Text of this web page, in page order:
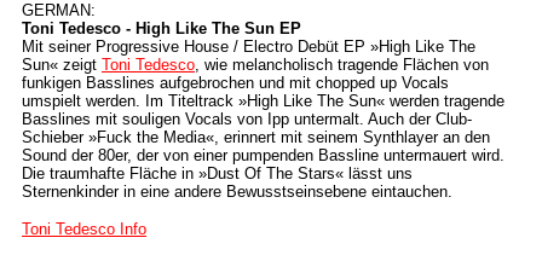
GERMAN:
Toni Tedesco - High Like The Sun EP
Mit seiner Progressive House / Electro Debüt EP »High Like The
Sun« zeigt Toni Tedesco, wie melancholisch tragende Flächen von
funkigen Basslines aufgebrochen und mit chopped up Vocals
umspielt werden. Im Titeltrack »High Like The Sun« werden tragende
Basslines mit souligen Vocals von Ipp untermalt. Auch der Club-
Schieber »Fuck the Media«, erinnert mit seinem Synthlayer an den
Sound der 80er, der von einer pumpenden Bassline untermauert wird.
Die traumhafte Fläche in »Dust Of The Stars« lässt uns
Sternenkinder in eine andere Bewusstseinsebene eintauchen.
Toni Tedesco Info